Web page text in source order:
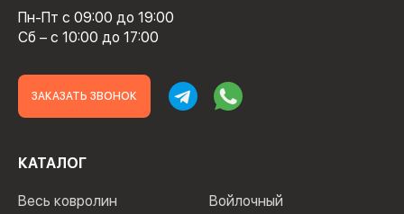
Пн-Пт с 09:00 до 19:00
Сб – с 10:00 до 17:00
ЗАКАЗАТЬ ЗВОНОК
КАТАЛОГ
Весь ковролин
Войлочный